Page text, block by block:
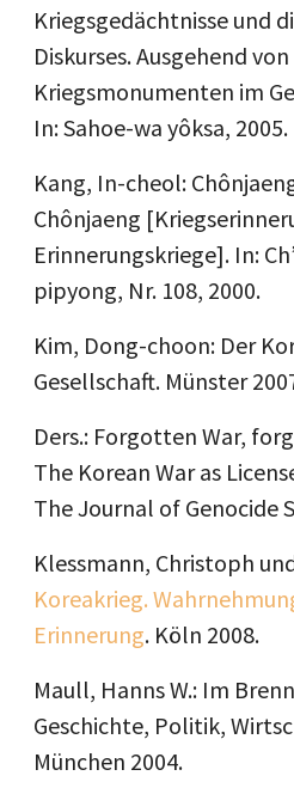
Kriegsgedächtnisse und
Diskurses. Ausgehend
Kriegsmonumenten im
In: Sahoe-wa yôksa, 2005.
Kang, In-cheol:
Chônjaeng
Erinnerungskriege]. In:
pipyong, Nr. 108, 2000.
Kim, Dong-choon: Der
Gesellschaft. Münster
Ders.: Forgotten War,
The Korean War as
The Journal of Genocide
Klessmann, Christoph
Koreakrieg.
Erinnerung. Köln 2008.
Maull, Hanns W.: Im
Geschichte, Politik,
München 2004.